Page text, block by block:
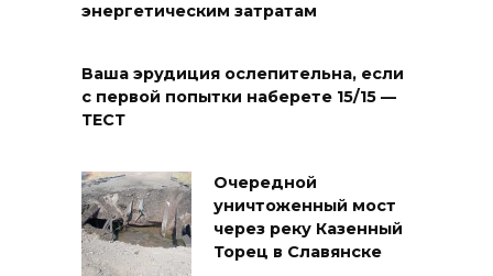
энергетическим затратам
Ваша эрудиция ослепительна, если
с первой попытки наберете 15/15 —
ТЕСТ
Очередной
уничтоженный мост
через реку Казенный
Торец в Славянске